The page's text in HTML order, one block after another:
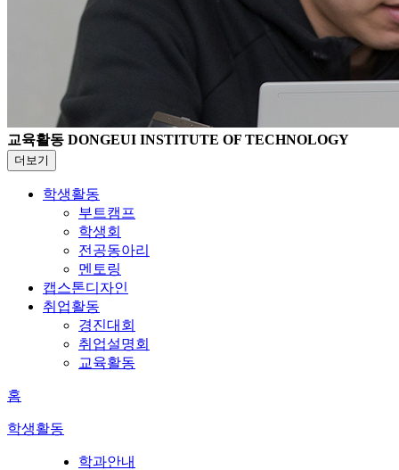
교육활동 DONGEUI INSTITUTE OF TECHNOLOGY
더보기
학생활동
부트캠프
학생회
전공동아리
멘토링
캡스톤디자인
취업활동
경진대회
취업설명회
교육활동
홈
학생활동
학과안내